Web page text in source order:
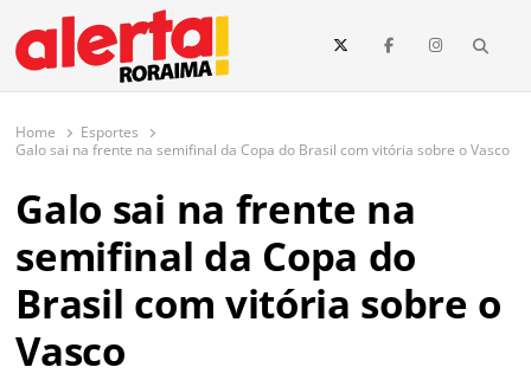
conteúdo
O maior portal de notícias de Roraima
O Alerta Roraima é seu portal de notícias completo sobre política,
e todo o estado de Roraima. Fique sempre informado com
atualizações em tempo real!
Home
Esportes
Galo sai na frente na semifinal da Copa do Brasil com vitória sobre o Vasco
Galo sai na frente na
semifinal da Copa do
Brasil com vitória sobre o
Vasco